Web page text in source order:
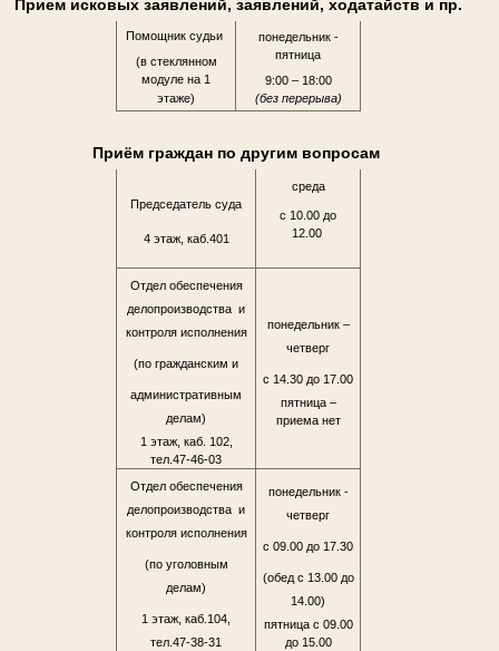
Прием исковых заявлений, заявлений, ходатайств и пр.
Помощник судьи
(в стеклянном
модуле на 1
этаже)
понедельник -
пятница
9:00 – 18:00
(без перерыва)
Приём граждан по другим вопросам
Председатель суда
4 этаж, каб.401
среда
с 10.00 до
12.00
Отдел обеспечения
делопроизводства и
контроля исполнения
(по гражданским и
административным
делам)
1 этаж, каб. 102,
тел.47-46-03
понедельник –
четверг
с 14.30 до 17.00
пятница –
приема нет
Отдел обеспечения
делопроизводства и
контроля исполнения
(по уголовным
делам)
1 этаж, каб.104,
тел.47-38-31
понедельник -
четверг
с 09.00 до 17.30
(обед с 13.00 до
14.00)
пятница с 09.00
до 15.00